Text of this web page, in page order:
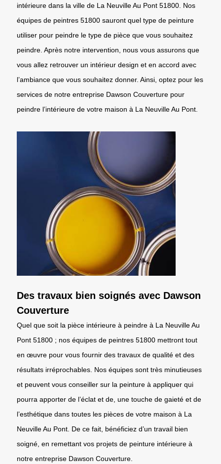
intérieure dans la ville de La Neuville Au Pont 51800. Nos
équipes de peintres 51800 sauront quel type de peinture
utiliser pour peindre le type de pièce que vous souhaitez
peindre. Après notre intervention, nous vous assurons que
vous allez retrouver un intérieur design et en accord avec
l’ambiance que vous souhaitez donner. Ainsi, optez pour les
services de notre entreprise Dawson Couverture pour
peindre l’intérieure de votre maison à La Neuville Au Pont.
Des travaux bien soignés avec Dawson
Couverture
Quel que soit la pièce intérieure à peindre à La Neuville Au
Pont 51800 ; nos équipes de peintres 51800 mettront tout
en œuvre pour vous fournir des travaux de qualité et des
résultats irréprochables. Nos équipes sont très minutieuses
et peuvent vous conseiller sur la peinture à appliquer qui
pourra apporter de l’éclat et de, une touche de gaieté et de
l’esthétique dans toutes les pièces de votre maison à La
Neuville Au Pont. De ce fait, bénéficiez d’un travail bien
soigné, en remettant vos projets de peinture intérieure à
notre entreprise Dawson Couverture.